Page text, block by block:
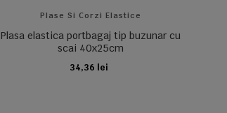
Plase Si Corzi Elastice
Plasa elastica portbagaj tip buzunar cu
scai 40x25cm
34,36 lei
ADAUGA IN COS